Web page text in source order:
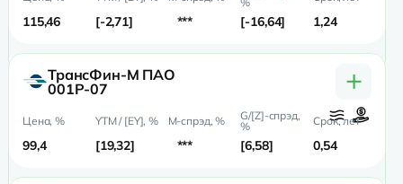
115,46 -2,71 *** -16,64 1,24
ТрансФин-М ПАО
001P-07
+
99,4 19,32 *** 6,58 0,54